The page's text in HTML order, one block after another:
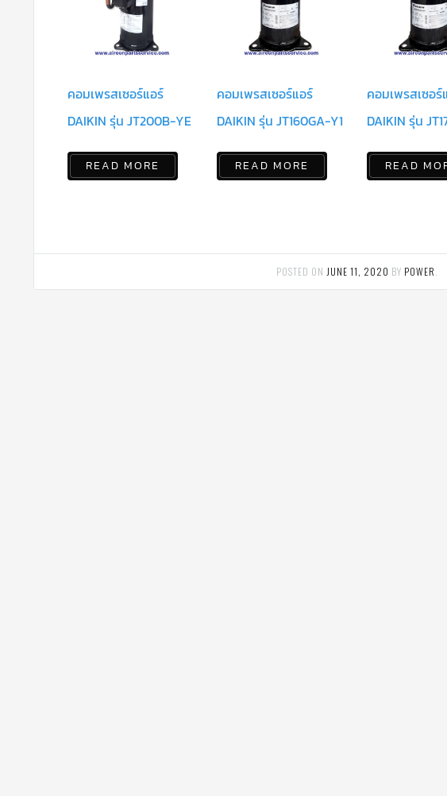
คอมเพรสเซอร์แอร์
DAIKIN รุ่น JT200B-YE
READ MORE
คอมเพรสเซอร์แอร์
DAIKIN รุ่น JT160GA-Y1
READ MORE
คอมเพรสเซอร์
DAIKIN รุ่น
READ
POSTED ON JUNE 11, 2020 BY POWER